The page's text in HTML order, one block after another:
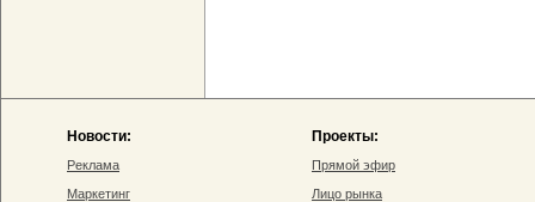
Новости:
Реклама
Маркетинг
Проекты:
Прямой эфир
Лицо рынка